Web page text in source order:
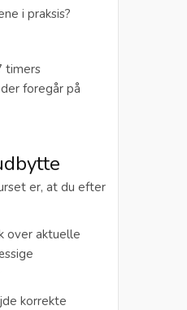
i praksis?
timers
foregår på
er, at du efter
over aktuelle
korrekte